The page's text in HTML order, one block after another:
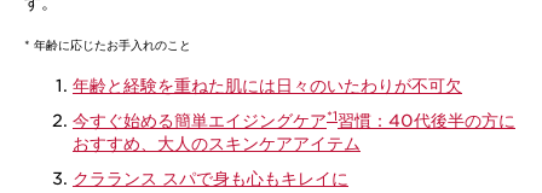
* 年齢に応じたお手入れのこと
年齢と経験を重ねた肌には日々のいたわりが不可欠
今すぐ始める簡単エイジングケア*1習慣：40代後半の方に
おすすめ、大人のスキンケアアイテム
クラランス スパで身も心もキレイに